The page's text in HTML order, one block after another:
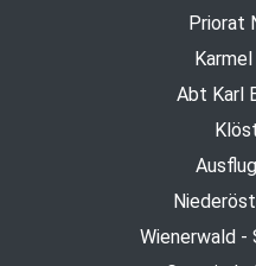
Priorat
Abt Karl
Wienerwald -